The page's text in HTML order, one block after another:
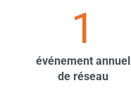
1
événement annuel
de réseau